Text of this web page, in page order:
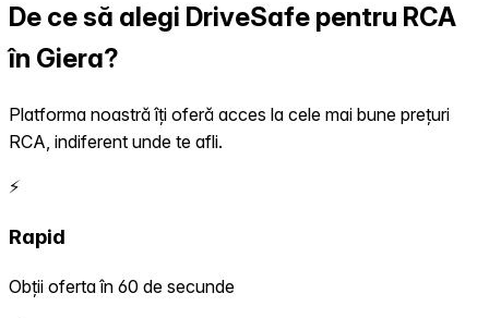
De ce să alegi DriveSafe pentru RCA
în Giera?
Platforma noastră îți oferă acces la cele mai bune prețuri
RCA, indiferent unde te afli.
⚡
Rapid
Obții oferta în 60 de secunde